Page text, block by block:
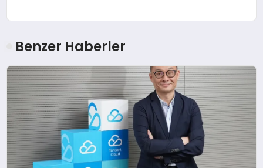
Benzer Haberler